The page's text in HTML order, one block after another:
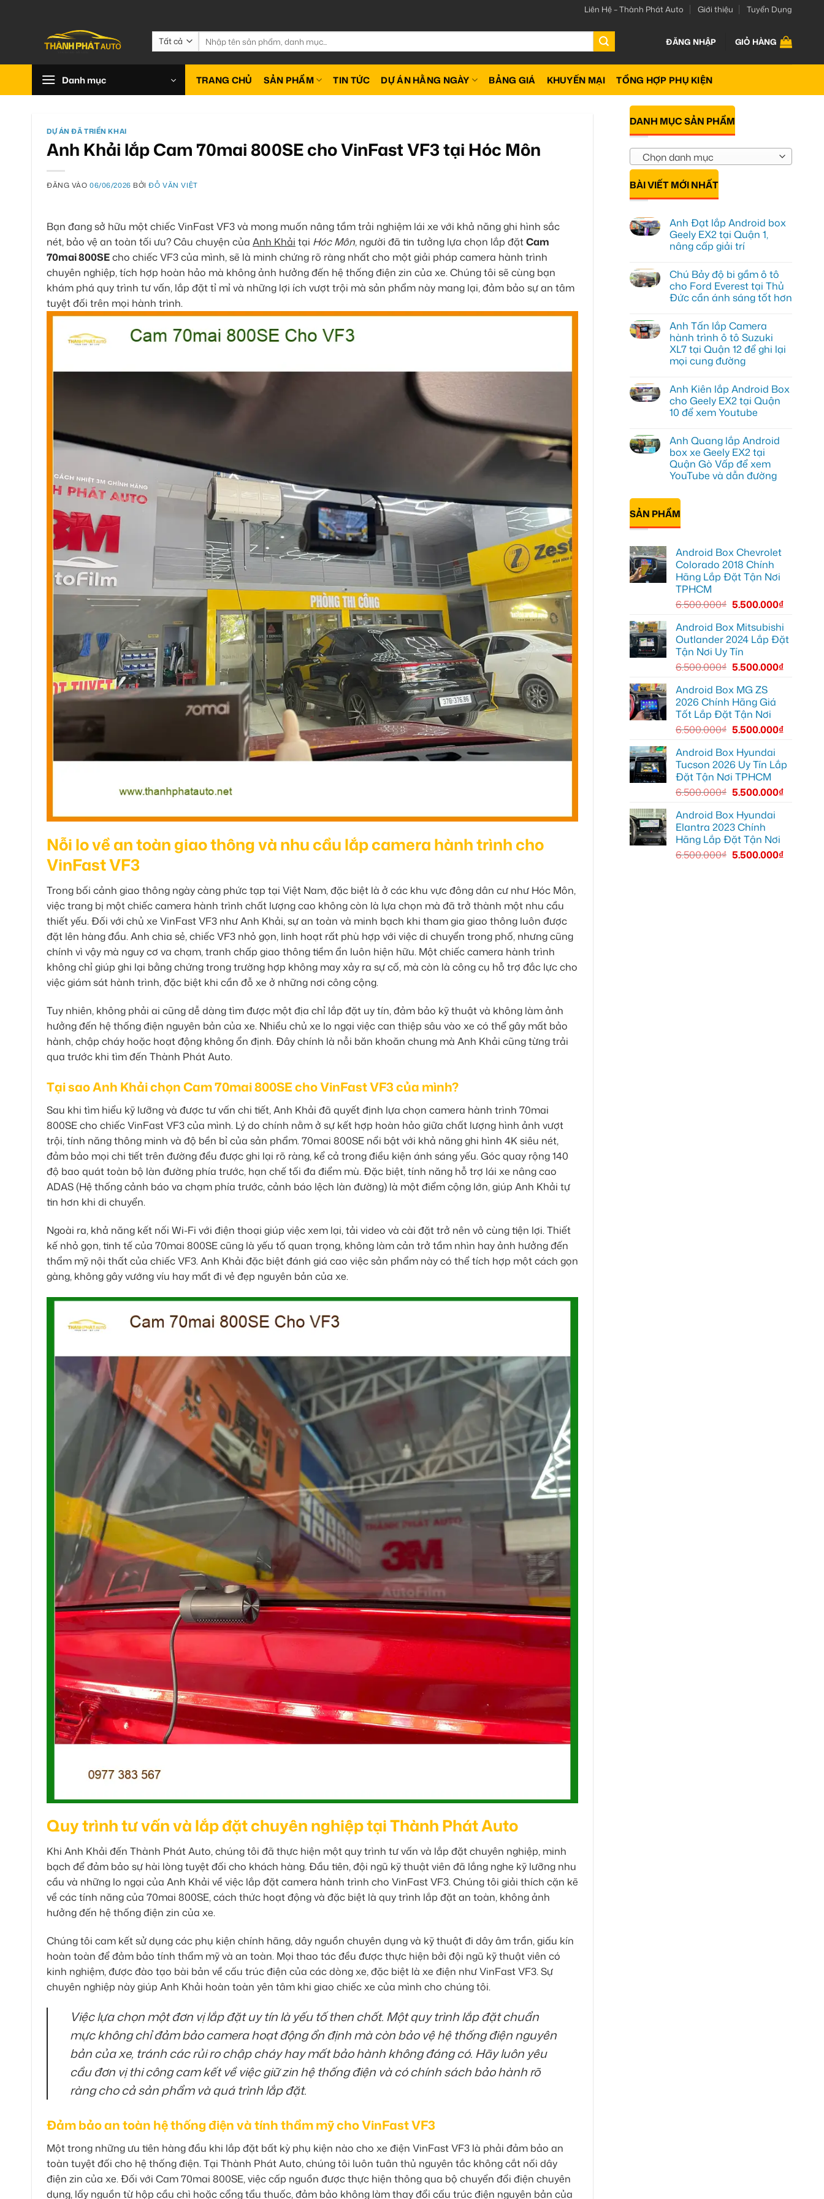
Liên Hệ – Thành Phát Auto Giới thiệu Tuyển Dụng
Tìm
kiếm:
ĐĂNG NHẬP GIỎ HÀNG
Danh mục TRANG CHỦ SẢN PHẨM TIN TỨC DỰ ÁN HẰNG NGÀY BẢNG GIÁ KHUYẾN MẠI TỔNG HỢP PHỤ KIỆN
DỰ ÁN ĐÃ TRIỂN KHAI
Anh Khải lắp Cam 70mai 800SE cho VinFast VF3 tại Hóc Môn
ĐĂNG VÀO06/06/2026 BỞIĐỖ VĂN VIỆT
Bạn đang sở hữu một chiếc VinFast VF3 và mong muốn nâng tầm trải nghiệm lái xe với khả năng ghi hình sắc
nét, bảo vệ an toàn tối ưu? Câu chuyện của Anh Khải tại Hóc Môn, người đã tin tưởng lựa chọn lắp đặtCam
70mai 800SEcho chiếc VF3 của mình, sẽ là minh chứng rõ ràng nhất cho một giải pháp camera hành trình
chuyên nghiệp, tích hợp hoàn hảo mà không ảnh hưởng đến hệ thống điện zin của xe. Chúng tôi sẽ cùng bạn
khám phá quy trình tư vấn, lắp đặt tỉ mỉ và những lợi ích vượt trội mà sản phẩm này mang lại, đảm bảo sự an tâm
tuyệt đối trên mọi hành trình.
Nỗi lo về an toàn giao thông và nhu cầu lắp camera hành trình cho
VinFast VF3
Trong bối cảnh giao thông ngày càng phức tạp tại Việt Nam, đặc biệt là ở các khu vực đông dân cư như Hóc Môn,
việc trang bị một chiếc camera hành trình chất lượng cao không còn là lựa chọn mà đã trở thành một nhu cầu
thiết yếu. Đối với chủ xe VinFast VF3 như Anh Khải, sự an toàn và minh bạch khi tham gia giao thông luôn được
đặt lên hàng đầu. Anh chia sẻ, chiếc VF3 nhỏ gọn, linh hoạt rất phù hợp với việc di chuyển trong phố, nhưng cũng
chính vì vậy mà nguy cơ va chạm, tranh chấp giao thông tiềm ẩn luôn hiện hữu. Một chiếc camera hành trình
không chỉ giúp ghi lại bằng chứng trong trường hợp không may xảy ra sự cố, mà còn là công cụ hỗ trợ đắc lực cho
việc giám sát hành trình, đặc biệt khi cần đỗ xe ở những nơi công cộng.
Tuy nhiên, không phải ai cũng dễ dàng tìm được một địa chỉ lắp đặt uy tín, đảm bảo kỹ thuật và không làm ảnh
hưởng đến hệ thống điện nguyên bản của xe. Nhiều chủ xe lo ngại việc can thiệp sâu vào xe có thể gây mất bảo
hành, chập cháy hoặc hoạt động không ổn định. Đây chính là nỗi băn khoăn chung mà Anh Khải cũng từng trải
qua trước khi tìm đến Thành Phát Auto.
Tại sao Anh Khải chọn Cam 70mai 800SE cho VinFast VF3 của mình?
Sau khi tìm hiểu kỹ lưỡng và được tư vấn chi tiết, Anh Khải đã quyết định lựa chọn camera hành trình 70mai
800SE cho chiếc VinFast VF3 của mình. Lý do chính nằm ở sự kết hợp hoàn hảo giữa chất lượng hình ảnh vượt
trội, tính năng thông minh và độ bền bỉ của sản phẩm. 70mai 800SE nổi bật với khả năng ghi hình 4K siêu nét,
đảm bảo mọi chi tiết trên đường đều được ghi lại rõ ràng, kể cả trong điều kiện ánh sáng yếu. Góc quay rộng 140
độ bao quát toàn bộ làn đường phía trước, hạn chế tối đa điểm mù. Đặc biệt, tính năng hỗ trợ lái xe nâng cao
ADAS (Hệ thống cảnh báo va chạm phía trước, cảnh báo lệch làn đường) là một điểm cộng lớn, giúp Anh Khải tự
tin hơn khi di chuyển.
Ngoài ra, khả năng kết nối Wi-Fi với điện thoại giúp việc xem lại, tải video và cài đặt trở nên vô cùng tiện lợi. Thiết
kế nhỏ gọn, tinh tế của 70mai 800SE cũng là yếu tố quan trọng, không làm cản trở tầm nhìn hay ảnh hưởng đến
thẩm mỹ nội thất của chiếc VF3. Anh Khải đặc biệt đánh giá cao việc sản phẩm này có thể tích hợp một cách gọn
gàng, không gây vướng víu hay mất đi vẻ đẹp nguyên bản của xe.
Quy trình tư vấn và lắp đặt chuyên nghiệp tại Thành Phát Auto
Khi Anh Khải đến Thành Phát Auto, chúng tôi đã thực hiện một quy trình tư vấn và lắp đặt chuyên nghiệp, minh
bạch để đảm bảo sự hài lòng tuyệt đối cho khách hàng. Đầu tiên, đội ngũ kỹ thuật viên đã lắng nghe kỹ lưỡng nhu
cầu và những lo ngại của Anh Khải về việc lắp đặt camera hành trình cho VinFast VF3. Chúng tôi giải thích cặn kẽ
về các tính năng của 70mai 800SE, cách thức hoạt động và đặc biệt là quy trình lắp đặt an toàn, không ảnh
hưởng đến hệ thống điện zin của xe.
Chúng tôi cam kết sử dụng các phụ kiện chính hãng, dây nguồn chuyên dụng và kỹ thuật đi dây âm trần, giấu kín
hoàn toàn để đảm bảo tính thẩm mỹ và an toàn. Mọi thao tác đều được thực hiện bởi đội ngũ kỹ thuật viên có
kinh nghiệm, được đào tạo bài bản về cấu trúc điện của các dòng xe, đặc biệt là xe điện như VinFast VF3. Sự
chuyên nghiệp này giúp Anh Khải hoàn toàn yên tâm khi giao chiếc xe của mình cho chúng tôi.
Việc lựa chọn một đơn vị lắp đặt uy tín là yếu tố then chốt. Một quy trình lắp đặt chuẩn
mực không chỉ đảm bảo camera hoạt động ổn định mà còn bảo vệ hệ thống điện nguyên
bản của xe, tránh các rủi ro chập cháy hay mất bảo hành không đáng có. Hãy luôn yêu
cầu đơn vị thi công cam kết về việc giữ zin hệ thống điện và có chính sách bảo hành rõ
ràng cho cả sản phẩm và quá trình lắp đặt.
Đảm bảo an toàn hệ thống điện và tính thẩm mỹ cho VinFast VF3
Một trong những ưu tiên hàng đầu khi lắp đặt bất kỳ phụ kiện nào cho xe điện VinFast VF3 là phải đảm bảo an
toàn tuyệt đối cho hệ thống điện. Tại Thành Phát Auto, chúng tôi luôn tuân thủ nguyên tắc không cắt nối dây
điện zin của xe. Đối với Cam 70mai 800SE, việc cấp nguồn được thực hiện thông qua bộ chuyển đổi điện chuyên
dụng, lấy nguồn từ hộp cầu chì hoặc cổng tẩu thuốc, đảm bảo không làm thay đổi cấu trúc điện nguyên bản của
DANH MỤC SẢN PHẨM
Chọn danh mục
BÀI VIẾT MỚI NHẤT
Anh Đạt lắp Android box
Geely EX2 tại Quận 1,
nâng cấp giải trí
bình
luận
ở
Anh
Android
box
Geely
EX2
tại
Quận
cấp
giải
trí
Chú Bảy độ bi gầm ô tô
cho Ford Everest tại Thủ
Đức cần ánh sáng tốt hơn
bình
luận
ở
Chú
Bảy
độ
ô
tô
cho
Ford
Thủ
Đức
cần
ánh
sáng
tốt
Anh Tấn lắp Camera
hành trình ô tô Suzuki
XL7 tại Quận 12 để ghi lại
mọi cung đường
bình
luận
ở
Anh
Camera
hành
trình
ô
tô
Suzuki
Quận
12
để
ghi
cung
đường
Anh Kiên lắp Android Box
cho Geely EX2 tại Quận
10 để xem Youtube
bình
luận
ở
Anh
Kiên
lắp
Box
Geely
EX2
tại
xem
Youtube
Anh Quang lắp Android
box xe Geely EX2 tại
Quận Gò Vấp để xem
YouTube và dẫn đường
có
luận
ở
Anh
Android
box
Geely
EX2
Quận
Gò
xem
YouTube
và
dẫn
đường
SẢN PHẨM
Android Box Chevrolet
Colorado 2018 Chính
Hãng Lắp Đặt Tận Nơi
TPHCM
6.500.000₫ 5.500.000₫
Android Box Mitsubishi
Outlander 2024 Lắp Đặt
Tận Nơi Uy Tín
6.500.000₫ 5.500.000₫
Android Box MG ZS
2026 Chính Hãng Giá
Tốt Lắp Đặt Tận Nơi
6.500.000₫ 5.500.000₫
Android Box Hyundai
Tucson 2026 Uy Tín Lắp
Đặt Tận Nơi TPHCM
6.500.000₫ 5.500.000₫
Android Box Hyundai
Elantra 2023 Chính
Hãng Lắp Đặt Tận Nơi
6.500.000₫ 5.500.000₫